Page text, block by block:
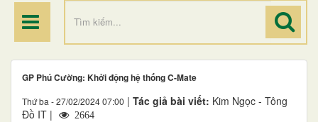
GP Phú Cường: Khởi động hệ thống C-Mate
Thứ ba - 27/02/2024 07:00 | Tác giả bài viết: Kim Ngọc - Tông
Đồ IT |
2664